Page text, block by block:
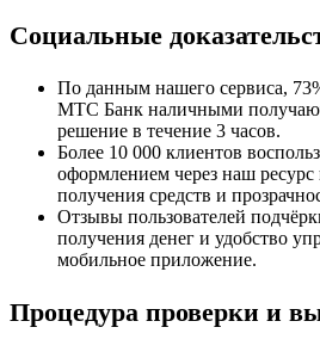
Социальные
По данным нашего сервиса,
МТС Банк наличными
решение в течение 3 часов.
Более 10 000 клиентов
оформлением через наш ресурс
получения средств и
Отзывы пользователей
получения денег и удобство
мобильное приложение.
Процедура проверки и